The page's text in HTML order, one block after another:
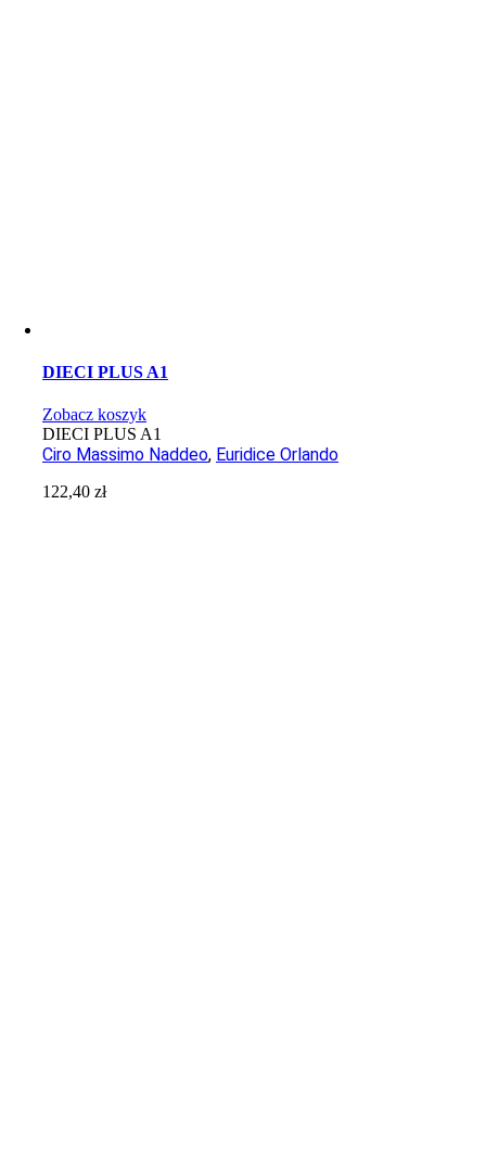
DIECI PLUS A1
Zobacz koszyk
DIECI PLUS A1
Ciro Massimo Naddeo, Euridice Orlando
122,40zł